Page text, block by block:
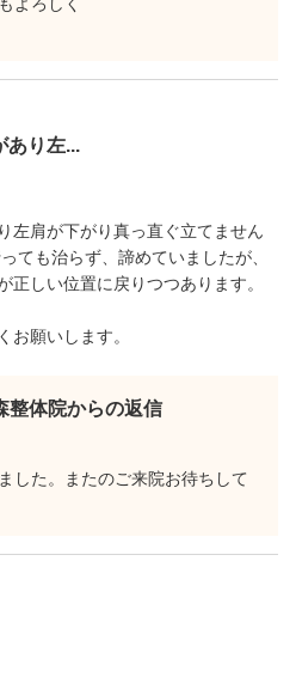
あり左...
左肩が下がり真っ直ぐ立てません
ても治らず、諦めていましたが、
正しい位置に戻りつつあります。
お願いします。
整体院からの返信
した。またのご来院お待ちして